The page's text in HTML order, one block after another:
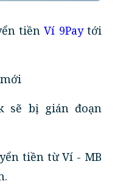
tiềnVí 9Paytới
sẽ bị gián đoạn
tiền từ Ví - MB